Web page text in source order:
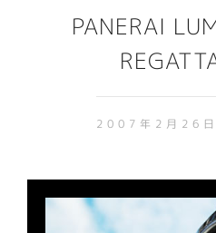
PANERAI
2007年2月26